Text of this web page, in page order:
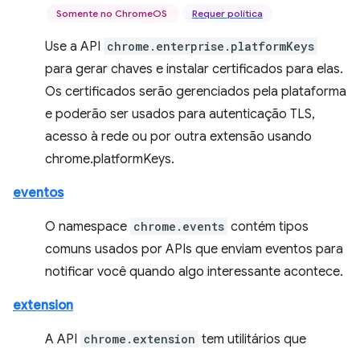
Somente no ChromeOS Requer política
Use a API chrome.enterprise.platformKeys
para gerar chaves e instalar certificados para elas.
Os certificados serão gerenciados pela plataforma
e poderão ser usados para autenticação TLS,
acesso à rede ou por outra extensão usando
chrome.platformKeys.
eventos
O namespace chrome.events contém tipos
comuns usados por APIs que enviam eventos para
notificar você quando algo interessante acontece.
extension
A API chrome.extension tem utilitários que